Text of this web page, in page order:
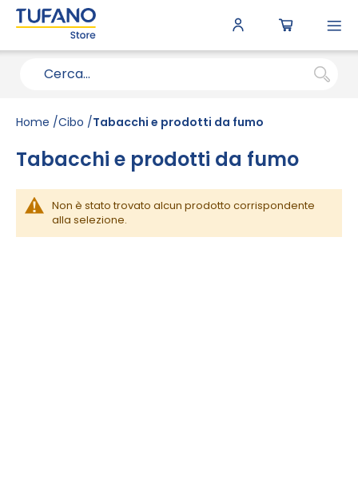
Home Cibo Tabacchi e prodotti da fumo
Tabacchi e prodotti da fumo
Non è stato trovato alcun prodotto corrispondente
alla selezione.